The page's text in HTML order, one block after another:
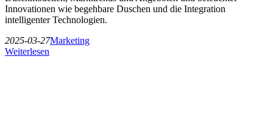
Innovationen wie begehbare Duschen und die Integration
intelligenter Technologien.
2025-03-27Marketing
Weiterlesen